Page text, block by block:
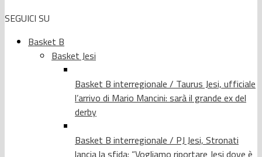
SEGUICI SU
Basket B
Basket Jesi
Basket B interregionale / Taurus Jesi, ufficiale
l’arrivo di Mario Mancini: sarà il grande ex del
derby
Basket B interregionale / PJ Jesi, Stronati
lancia la sfida: “Vogliamo riportare Jesi dove è